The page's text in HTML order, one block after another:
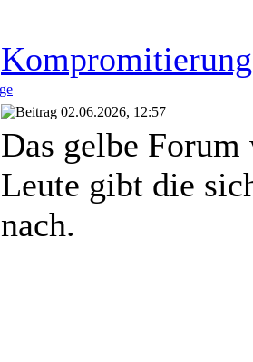
02.06.2026, 12:57
Das gelbe
Leute gibt die
nach.